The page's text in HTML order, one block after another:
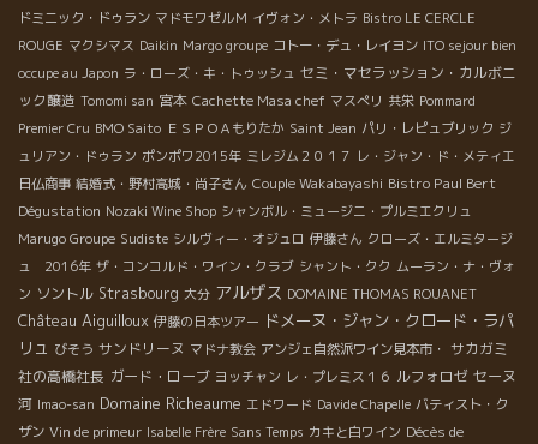
ドミニック・ドゥラン マドモワゼルＭ イヴォン・メトラ Bistro LE CERCLE
ROUGE マクシマス Daikin Margo groupe コトー・デュ・レイヨン ITO sejour bien
occupe au Japon ラ・ローズ・キ・トゥッシュ セミ・マセラッション・カルボニ
ック醸造 Tomomi san 宮本 Cachette Masa chef マスぺリ 共栄 Pommard
Premier Cru BMO Saito ＥＳＰＯＡもりたか Saint Jean パリ・レピュブリック ジ
ュリアン・ドゥラン ポンポワ2015年 ミレジム２０１７ レ・ジャン・ド・メティエ
日仏商事 結婚式・野村高城・尚子さん Couple Wakabayashi Bistro Paul Bert
Dégustation Nozaki Wine Shop シャンボル・ミュージニ・プルミエクリュ
Marugo Groupe Sudiste シルヴィー・オジュロ 伊藤さん クローズ・エルミタージ
ュ 2016年 ザ・コンコルド・ワイン・クラブ シャント・クク ムーラン・ナ・ヴォ
ン ソントル Strasbourg 大分 アルザス DOMAINE THOMAS ROUANET
Château Aiguilloux 伊藤の日本ツアー ドメーヌ・ジャン・クロード・ラパ
リュ びそう サンドリーヌ マドナ教会 アンジェ自然派ワイン見本市・ サカガミ
社の高橋社長 ガード・ローブ ヨッチャン レ・プレミス１６ ルフォロゼ セーヌ
河 Imao-san Domaine Richeaume エドワード Davide Chapelle バティスト・ク
ザン Vin de primeur Isabelle Frère Sans Temps カキと白ワイン Décès de